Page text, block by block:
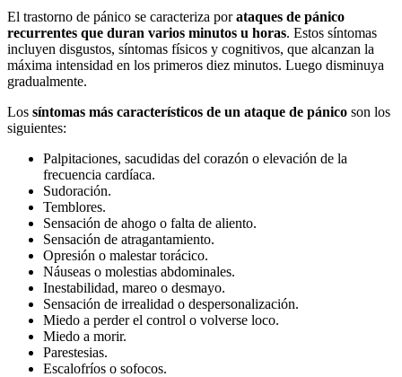
El trastorno de pánico se caracteriza porataques de pánico
recurrentes que duran varios minutos u horas. Estos síntomas
incluyen disgustos, síntomas físicos y cognitivos, que alcanzan la
máxima intensidad en los primeros diez minutos. Luego disminuya
gradualmente.
Los síntomas más característicos de un ataque de pánico son los
siguientes:
Palpitaciones, sacudidas del corazón o elevación de la
frecuencia cardíaca.
Sudoración.
Temblores.
Sensación de ahogo o falta de aliento.
Sensación de atragantamiento.
Opresión o malestar torácico.
Náuseas o molestias abdominales.
Inestabilidad, mareo o desmayo.
Sensación de irrealidad o despersonalización.
Miedo a perder el control o volverse loco.
Miedo a morir.
Parestesias.
Escalofríos o sofocos.